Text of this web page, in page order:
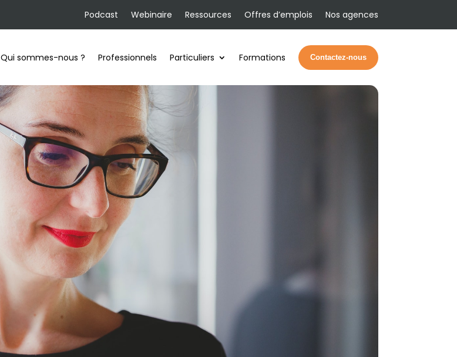
Podcast Webinaire Ressources Offres d’emplois Nos agences
Qui sommes-nous ? Professionnels Particuliers Formations Contactez-nous